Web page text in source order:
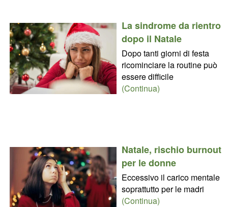
La sindrome da rientro
dopo il Natale
Dopo tanti giorni di festa
ricominciare la routine può
essere difficile
(Continua)
Natale, rischio burnout
per le donne
Eccessivo il carico mentale
soprattutto per le madri
(Continua)